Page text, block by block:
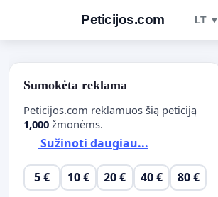
Peticijos.com LT ▼
Sumokėta reklama
Peticijos.com reklamuos šią peticiją
1,000 žmonėms.
Sužinoti daugiau...
5 € 10 € 20 € 40 € 80 €